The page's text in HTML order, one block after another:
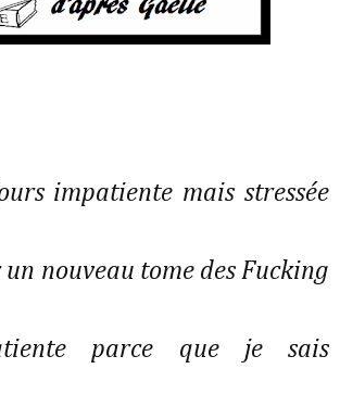
impatiente mais stressée
nouveau tome des Fucking
parce que je sais